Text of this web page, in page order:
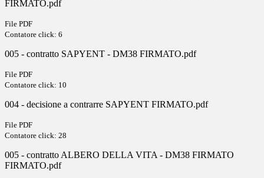
FIRMATO.pdf
File PDF
Contatore click: 6
005 - contratto SAPYENT - DM38 FIRMATO.pdf
File PDF
Contatore click: 10
004 - decisione a contrarre SAPYENT FIRMATO.pdf
File PDF
Contatore click: 28
005 - contratto ALBERO DELLA VITA - DM38 FIRMATO
FIRMATO.pdf